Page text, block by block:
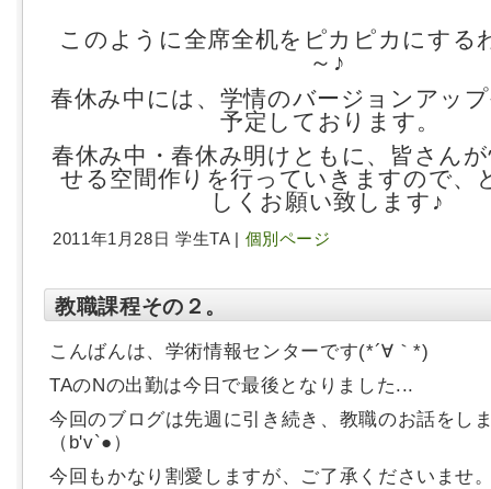
このように全席全机をピカピカにする
～♪
春休み中には、学情のバージョンアッ
予定しております。
春休み中・春休み明けともに、皆さん
せる空間作りを行っていきますので、
しくお願い致します♪
2011年1月28日 学生TA | 個別ページ
教職課程その２。
こんばんは、学術情報センターです(*´∀｀*)
TAのNの出勤は今日で最後となりました...
今回のブログは先週に引き続き、教職のお話をし
（b'v`●）
今回もかなり割愛しますが、ご了承くださいませ